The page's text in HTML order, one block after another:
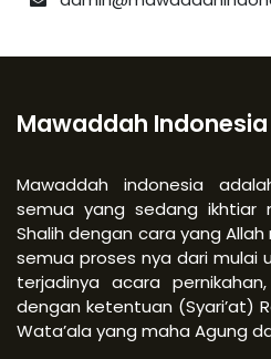
Mawaddah Indonesia
Mawaddah indonesia
semua yang sedang ikhtiar
Shalih dengan cara yang
semua proses nya dari mulai
terjadinya acara
dengan ketentuan (Syari’at)
Wata’ala yang maha Agung